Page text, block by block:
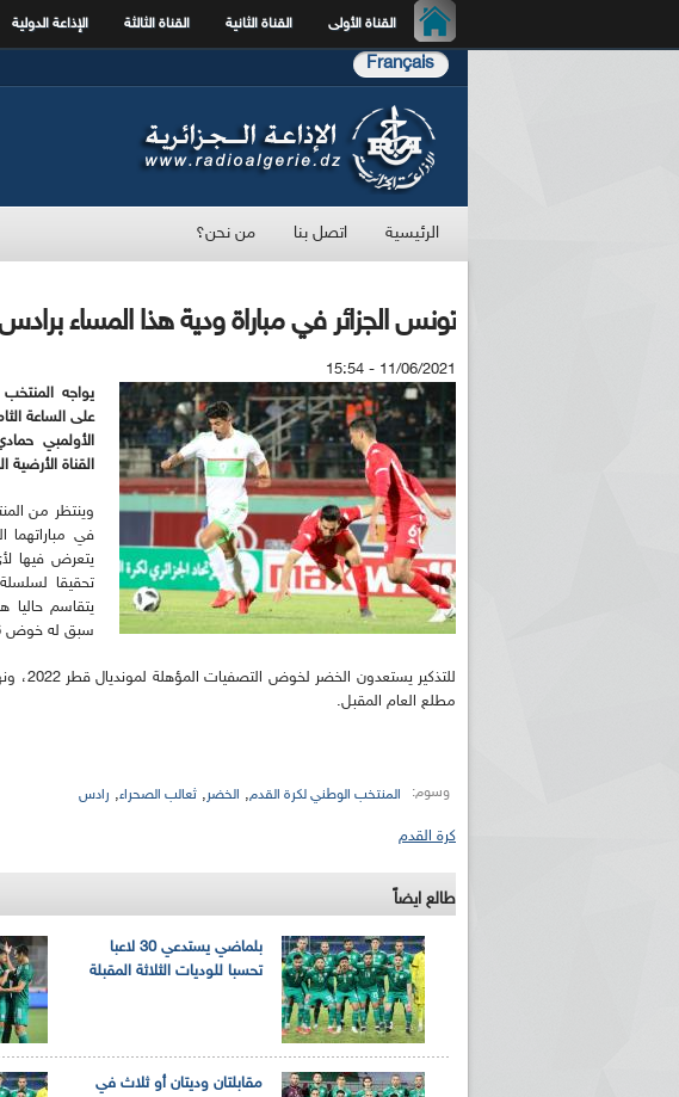
القناة الأولى القناة الثانية القناة الثالثة الإذاعة الدولية
Français
الرئيسية اتصل بنا من نحن؟
تونس الجزائر في مباراة ودية هذا المساء
11/06/2021 - 15:54
يواجه
على الساعة
الأولمبي
القناة الأرضية
وينتظر من
يتعرض فيها
تحقيقا
يتقاسم
سبق له خوض 26 مباراة متتالية دون أن يتكبد أي خسارة.
مطلع العام المقبل.
وسوم: المنتخب الوطني لكرة القدم, الخضر, ثعالب الصحراء, رادس
كرة القدم
طالع ايضاً
بلماضي يستدعي 30 لاعبا
تحسبا للوديات الثلاثة المقبلة
مقابلتان وديتان أو ثلاث في